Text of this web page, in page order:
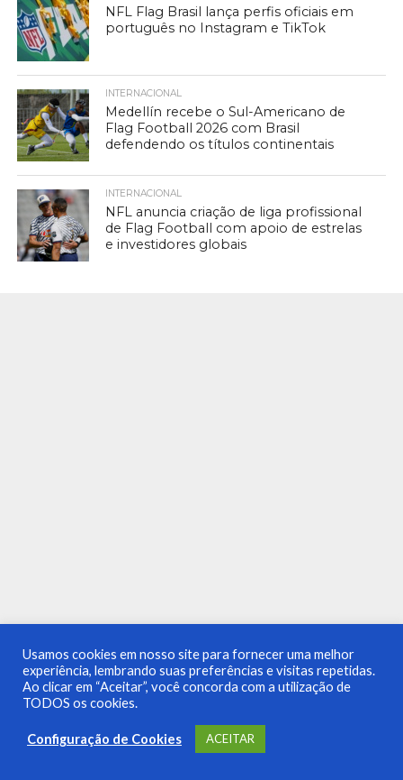
NFL Flag Brasil lança perfis oficiais em
português no Instagram e TikTok
INTERNACIONAL
Medellín recebe o Sul-Americano de
Flag Football 2026 com Brasil
defendendo os títulos continentais
INTERNACIONAL
NFL anuncia criação de liga profissional
de Flag Football com apoio de estrelas
e investidores globais
Usamos cookies em nosso site para fornecer uma melhor
experiência, lembrando suas preferências e visitas repetidas.
Ao clicar em “Aceitar”, você concorda com a utilização de
TODOS os cookies.
Configuração de Cookies ACEITAR